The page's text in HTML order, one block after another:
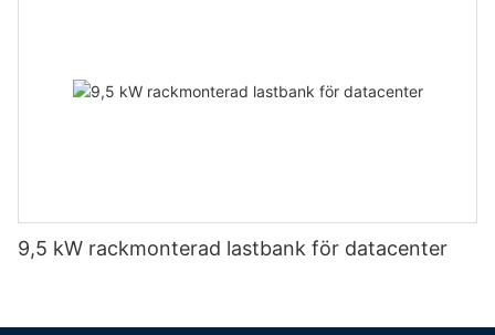
9,5 kW rackmonterad lastbank för datacenter